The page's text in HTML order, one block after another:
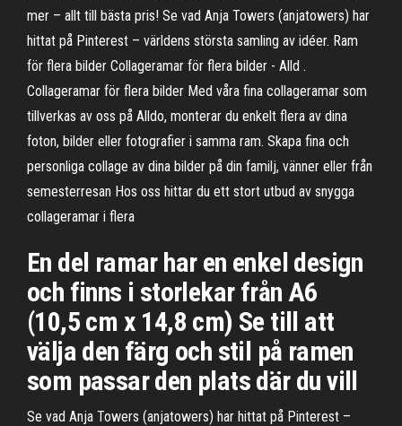
mer – allt till bästa pris! Se vad Anja Towers (anjatowers) har
hittat på Pinterest – världens största samling av idéer. Ram
för flera bilder Collageramar för flera bilder - Alld .
Collageramar för flera bilder Med våra fina collageramar som
tillverkas av oss på Alldo, monterar du enkelt flera av dina
foton, bilder eller fotografier i samma ram. Skapa fina och
personliga collage av dina bilder på din familj, vänner eller från
semesterresan Hos oss hittar du ett stort utbud av snygga
collageramar i flera
En del ramar har en enkel design
och finns i storlekar från A6
(10,5 cm x 14,8 cm) Se till att
välja den färg och stil på ramen
som passar den plats där du vill
Se vad Anja Towers (anjatowers) har hittat på Pinterest –